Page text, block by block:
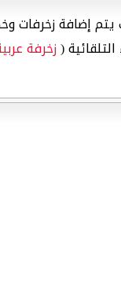
يتم إضافة زخرفات
(زخرفة